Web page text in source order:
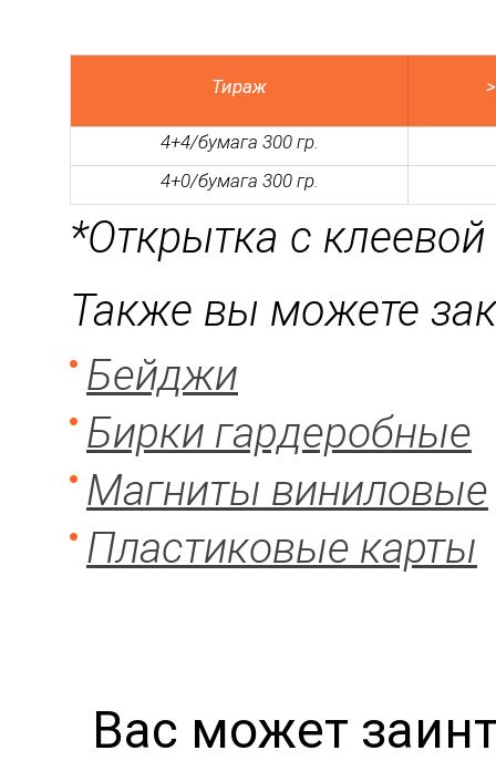
Тираж
4+4/бумага 300 гр.
4+0/бумага 300 гр.
*Открытка с
Также вы можете
Бейджи
Бирки гардеробные
Магниты виниловые
Пластиковые карты
Вас может